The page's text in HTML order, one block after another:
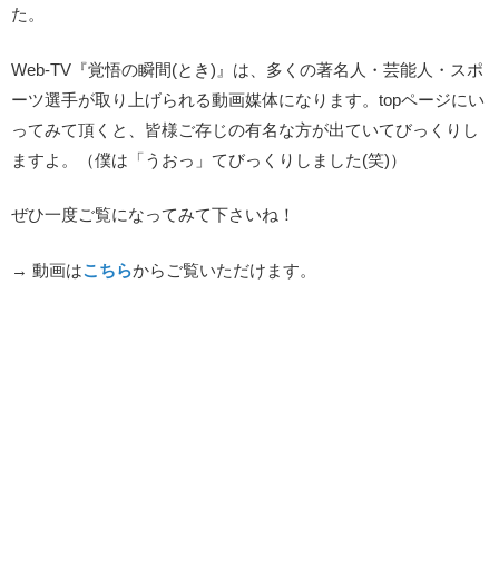
た。
Web-TV『覚悟の瞬間(とき)』は、多くの著名人・芸能人・スポ
ーツ選手が取り上げられる動画媒体になります。topページにい
ってみて頂くと、皆様ご存じの有名な方が出ていてびっくりし
ますよ。（僕は「うおっ」てびっくりしました(笑)）
ぜひ一度ご覧になってみて下さいね！
→ 動画はこちらからご覧いただけます。